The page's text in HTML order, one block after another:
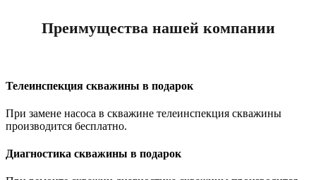
Преимущества нашей компании
Телеинспекция скважины в подарок
При замене насоса в скважине телеинспекция скважины
производится бесплатно.
Диагностика скважины в подарок